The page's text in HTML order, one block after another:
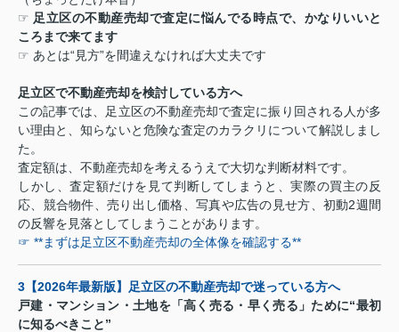
☞ 足立区の不動産売却で査定に悩んでる時点で、かなりいいと
ころまで来てます
☞ あとは“見方”を間違えなければ大丈夫です
足立区で不動産売却を検討している方へ
この記事では、足立区の不動産売却で査定に振り回される人が多
い理由と、知らないと危険な査定のカラクリについて解説しまし
た。
査定額は、不動産売却を考えるうえで大切な判断材料です。
しかし、査定額だけを見て判断してしまうと、実際の買主の反
応、競合物件、売り出し価格、写真や広告の見せ方、初動2週間
の反響を見落としてしまうことがあります。
☞ **まずは足立区不動産売却の全体像を確認する**
3 【2026年最新版】足立区の不動産売却で迷っている方へ
戸建・マンション・土地を「高く売る・早く売る」ために“最初
に知るべきこと”